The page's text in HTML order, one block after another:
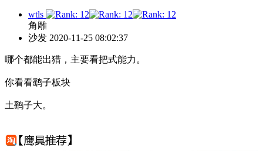
wtls
角雕
沙发 2020-11-25 08:02:37
哪个都能出猎，主要看把式能力。
你看看鹞子板块
土鹞子大。